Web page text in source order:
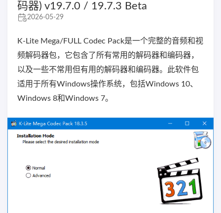
码器) v19.7.0 / 19.7.3 Beta
2026-05-29
K-Lite Mega/FULL Codec Pack是一个完整的音频和视
频解码器包，它包含了所有常用的解码器和编码器，
以及一些不常用但有用的解码器和编码器。此软件包
适用于所有Windows操作系统，包括Windows 10、
Windows 8和Windows 7。